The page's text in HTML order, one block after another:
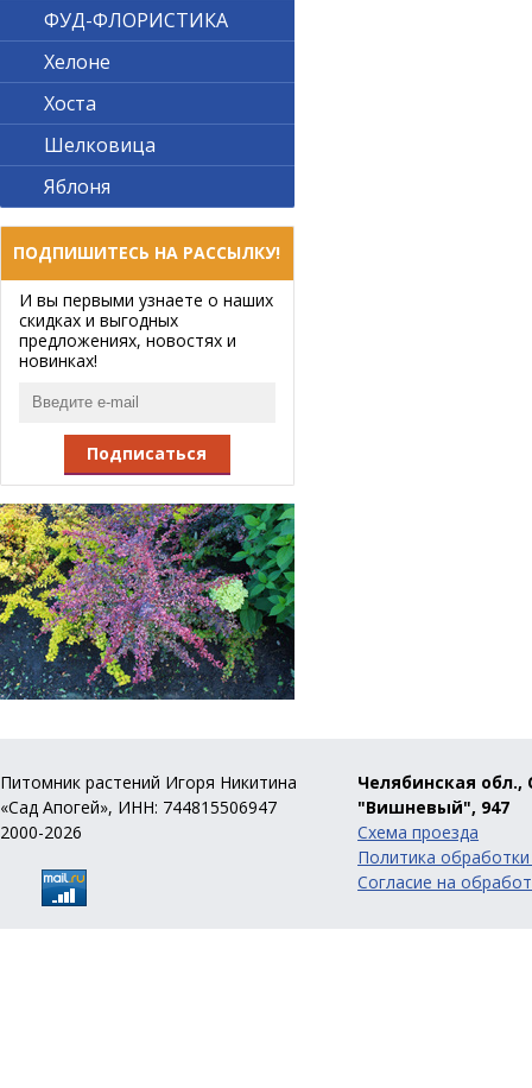
ФУД-ФЛОРИСТИКА
Хелоне
Хоста
Шелковица
Яблоня
ПОДПИШИТЕСЬ НА РАССЫЛКУ!
И вы первыми узнаете о наших
скидках и выгодных
предложениях, новостях и
новинках!
Подписаться
Питомник растений Игоря Никитина
«Сад Апогей», ИНН: 744815506947
2000-2026
Челябинская обл.,
"Вишневый", 947
Схема проезда
Политика
Согласие на